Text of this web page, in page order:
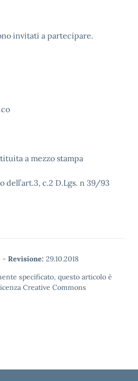
invitati a partecipare.
a mezzo stampa
dell’art.3, c.2 D.Lgs. n 39/93
- Revisione: 29.10.2018
specificato, questo articolo è
Creative Commons